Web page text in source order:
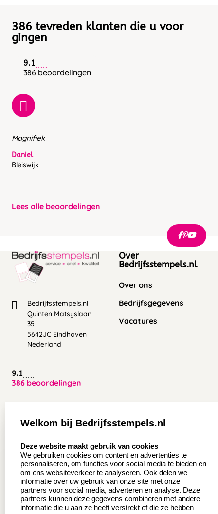
386 tevreden klanten die u voor
gingen
9.1
386 beoordelingen
Magnifiek
Daniel
Bleiswijk
Lees alle beoordelingen
Bedrijfsstempels.nl
Quinten Matsyslaan
35
5642JC Eindhoven
Nederland
9.1
386 beoordelingen
Over
Bedrijfsstempels.nl
Over ons
Bedrijfsgegevens
Vacatures
Aanvraag op maat
Wederverkoper
worden
Sale
Betaling & Verzending
Contact opnemen
Veel gestelde vragen
Retourneren
Herroepingsrecht
Welkom bij Bedrijfsstempels.nl
Deze website maakt gebruik van cookies
We gebruiken cookies om content en advertenties te
personaliseren, om functies voor social media te bieden en
om ons websiteverkeer te analyseren. Ook delen we
informatie over uw gebruik van onze site met onze
partners voor social media, adverteren en analyse. Deze
partners kunnen deze gegevens combineren met andere
informatie die u aan ze heeft verstrekt of die ze hebben